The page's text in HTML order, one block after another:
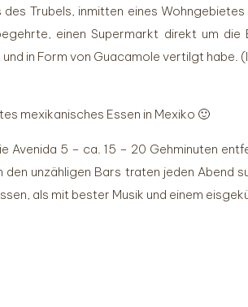
Trubels, inmitten eines
einen Supermarkt direkt um
in Form von Guacamole vertilgt habe.
mexikanisches Essen in Mexiko 🙂
Avenida 5 – ca. 15 – 20 Gehminuten
den unzähligen Bars traten jeden Abend
als mit bester Musik und einem